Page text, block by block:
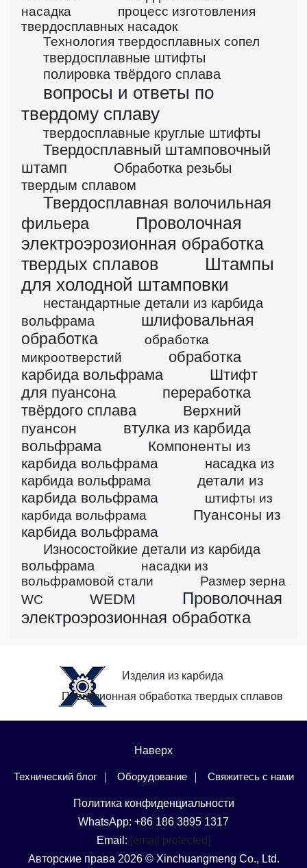
насадка
процесс изготовления
твердосплавных насадок
Технология твердосплавных сопел
твердосплавные штифты
полировка твёрдого сплава
вопросы и ответы по
твердому сплаву
твердосплавные круглые штифты
Твердосплавный штамповочный
штамп
Обработка резьбы
твердым сплавом
Твердосплавная волочильная
фильера
Проволочная
электроэрозионная обработка
твердых сплавов
Штампы
для холодной штамповки
нестандартные детали из карбида
вольфрама
шлифовальная
обработка
обработка
микроотверстий
обработка
карбида вольфрама
Штифт
для пуансона
переработка
твёрдого сплава
Верхний
пуансон
втулка из карбида
вольфрама
Компоненты из
карбида вольфрама
насадка из
карбида вольфрама
детали из
карбида вольфрама
штифты из
карбида вольфрама
Пуансоны из
карбида вольфрама
Износостойкие детали из карбида
вольфрама
насадки из
вольфрамовой стали
Размер зерна
WC
WEDM
Проволочная
электроэрозионная обработка
Изделия из карбида
Прецизионная обработка твердых сплавов
Наверх
Технический блог Оборудование Свяжитесь с нами
Политика конфиденциальности
WhatsApp: +86 186 3895 1317
Email: [email protected]
Авторские права 2026 © Xinchuangmeng Co., Ltd.